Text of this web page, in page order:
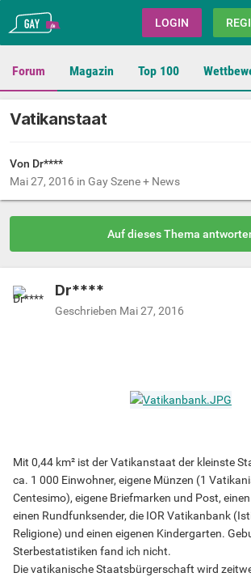
Gay.de LOGIN
Forum Magazin Top 100
Vatikanstaat
Von Dr****
Mai 27, 2016 in Gay Szene + News
Auf dieses Thema
Dr****
Geschrieben Mai 27, 2016
Mit 0,44 km² ist der Vatikanstaat der kleinste
ca. 1 000 Einwohner, eigene Münzen (1
Centesimo), eigene Briefmarken und Post,
einen Rundfunksender, die IOR Vatikanbank
Religione) und einen eigenen Kindergarten.
Sterbestatistiken fand ich nicht.
Die vatikanische Staatsbürgerschaft wird